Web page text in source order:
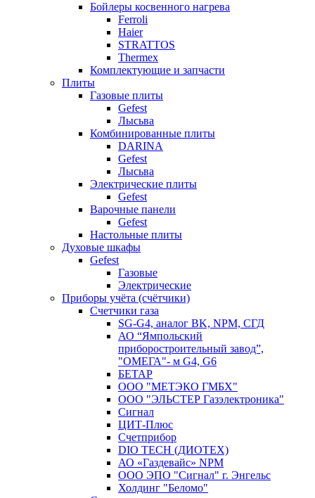
Бойлеры косвенного нагрева
Ferroli
Haier
STRATTOS
Thermex
Комплектующие и запчасти
Плиты
Газовые плиты
Gefest
Лысьва
Комбинированные плиты
DARINA
Gefest
Лысьва
Электрические плиты
Gefest
Варочные панели
Gefest
Настольные плиты
Духовые шкафы
Gefest
Газовые
Электрические
Приборы учёта (счётчики)
Счетчики газа
SG-G4, аналог BK, NPM, СГД
АО “Ямпольский
приборостроительный завод”,
"ОМЕГА"- м G4, G6
БЕТАР
ООО "МЕТЭКО ГМБХ"
ООО "ЭЛЬСТЕР Газэлектроника"
Сигнал
ЦИТ-Плюс
Счетприбор
DIO TECH (ДИОТЕХ)
АО «Газдевайс» NPM
ООО ЭПО "Сигнал" г. Энгельс
Холдинг "Беломо"